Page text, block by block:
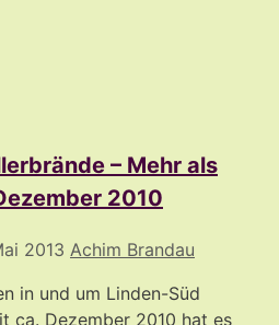
– Mehr als
2010
2013 Achim Brandau
in und um Linden-Süd
ca. Dezember 2010 hat es